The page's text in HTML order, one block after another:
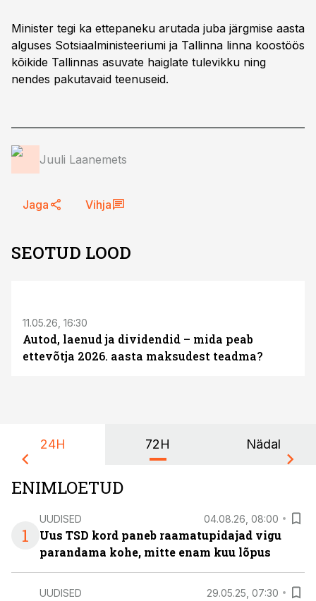
Minister tegi ka ettepaneku arutada juba järgmise aasta
alguses Sotsiaalministeeriumi ja Tallinna linna koostöös
kõikide Tallinnas asuvate haiglate tulevikku ning
nendes pakutavaid teenuseid.
Juuli Laanemets
Jaga Vihja
SEOTUD LOOD
11.05.26, 16:30
Autod, laenud ja dividendid – mida peab
ettevõtja 2026. aasta maksudest teadma?
24H 72H Nädal
ENIMLOETUD
1
UUDISED 04.08.26, 08:00
Uus TSD kord paneb raamatupidajad vigu
parandama kohe, mitte enam kuu lõpus
UUDISED 29.05.25, 07:30